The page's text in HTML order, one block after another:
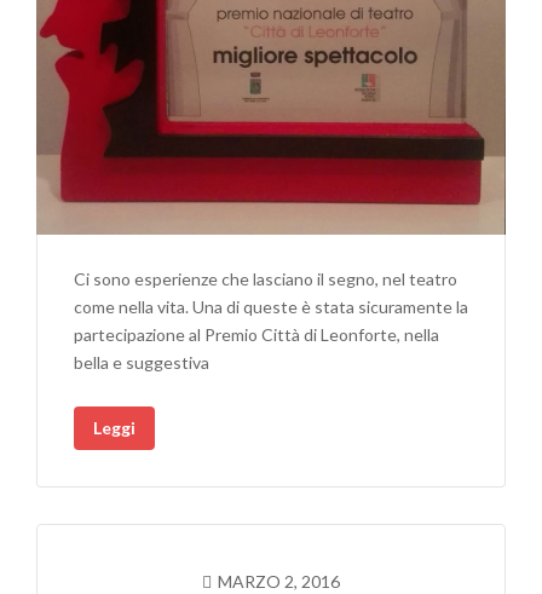
Ci sono esperienze che lasciano il segno, nel teatro
come nella vita. Una di queste è stata sicuramente la
partecipazione al Premio Città di Leonforte, nella
bella e suggestiva
Leggi
MARZO 2, 2016